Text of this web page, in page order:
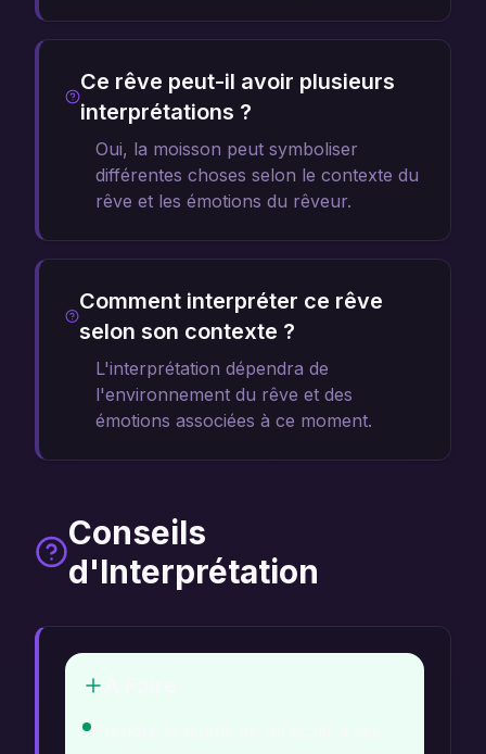
Ce rêve peut-il avoir plusieurs
interprétations ?
Oui, la moisson peut symboliser
différentes choses selon le contexte du
rêve et les émotions du rêveur.
Comment interpréter ce rêve
selon son contexte ?
L'interprétation dépendra de
l'environnement du rêve et des
émotions associées à ce moment.
Conseils
d'Interprétation